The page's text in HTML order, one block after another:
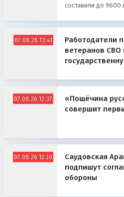
составили до 9600
07.08.26 13:41
Работодатели
ветеранов СВО
07.08.26 12:37
«Пощёчина
совершит
07.08.26 12:20
Саудовская
подпишут
обороны